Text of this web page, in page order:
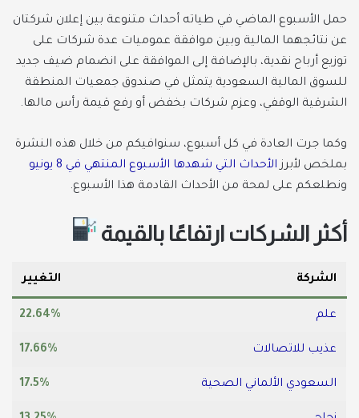
حمل الأسبوع الماضي في طياته أحداث متنوعة بين إعلان شركتان
عن نتائجهما المالية وبين موافقة عموميات عدة شركات على
توزيع أرباح نقدية، بالإضافة إلى الموافقة على انضمام ضيف جديد
للسوق المالية السعودية يتمثل في صندوق جمعيات المنطقة
الشرقية الوقفي، وعزم شركات بخفض أو رفع قيمة رأس مالها.
وكما جرت العادة في كل أسبوع، سنوافيكم من خلال هذه النشرة
بملخص لأبرزالأحداث التي شهدها الأسبوع المنتهي في 8 يونيو
ونطلعكم على لمحة من الأحداث القادمة هذا الأسبوع.
أكثر الشركات ارتفاعًا بالقيمة
الشركة التغيير
علم 22.64%
عذيب للاتصالات 17.66%
السعودي الألماني الصحية 17.5%